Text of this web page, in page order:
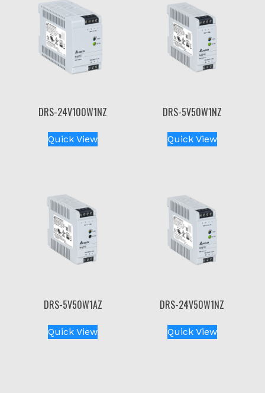
DRS-24V100W1NZ
Quick View
DRS-5V50W1NZ
Quick View
DRS-5V50W1AZ
Quick View
DRS-24V50W1NZ
Quick View